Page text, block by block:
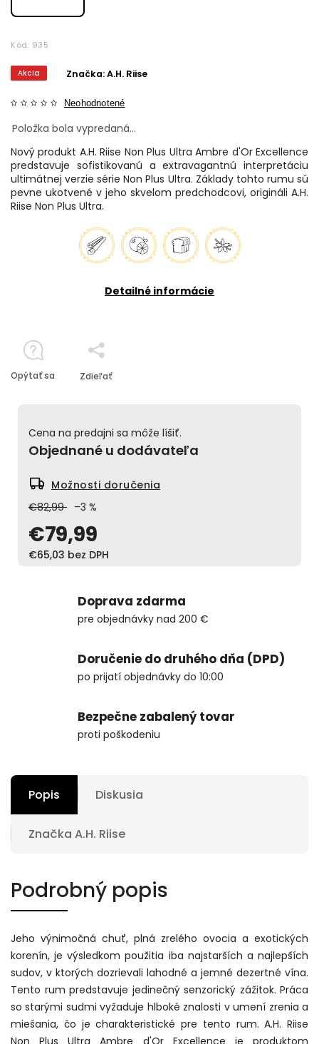
Kód: 935
Akcia
Neohodnotené
Značka:A.H. Riise
€82,99 –3 %
€79,99
€65,03 bez DPH
Cena na predajni sa môže líšiť.
Objednané u dodávateľa
Možnosti doručenia
Položka bola vypredaná…
Nový produkt A.H. Riise Non Plus Ultra Ambre d'Or Excellence
predstavuje sofistikovanú a extravagantnú interpretáciu
ultimátnej verzie série Non Plus Ultra. Základy tohto rumu sú
pevne ukotvené v jeho skvelom predchodcovi, origináli A.H.
Riise Non Plus Ultra.
Detailné informácie
Opýtať sa Zdieľať
Doprava zdarma
pre objednávky nad 200 €
Doručenie do druhého dňa (DPD)
po prijatí objednávky do 10:00
Bezpečne zabalený tovar
proti poškodeniu
Popis Diskusia
Značka A.H. Riise
Podrobný popis
Jeho výnimočná chuť, plná zrelého ovocia a exotických
korenín, je výsledkom použitia iba najstarších a najlepších
sudov, v ktorých dozrievali lahodné a jemné dezertné vína.
Tento rum predstavuje jedinečný senzorický zážitok. Práca
so starými sudmi vyžaduje hlboké znalosti v umení zrenia a
miešania, čo je charakteristické pre tento rum. A.H. Riise
Non Plus Ultra Ambre d'Or Excellence je produktom